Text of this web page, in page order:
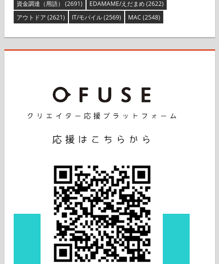
資金調達（用語） (2691) EDAMAME/えだまめ (2622)
アウトドア (2621) IT/モバイル(2569) MAC (2548)